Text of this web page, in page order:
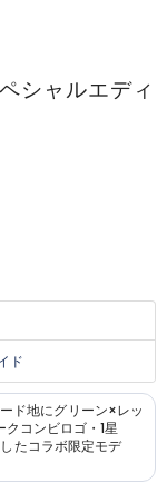
シャルエディ
ド
ド地にグリーン×レッ
コンビロゴ・1星
たコラボ限定モデ